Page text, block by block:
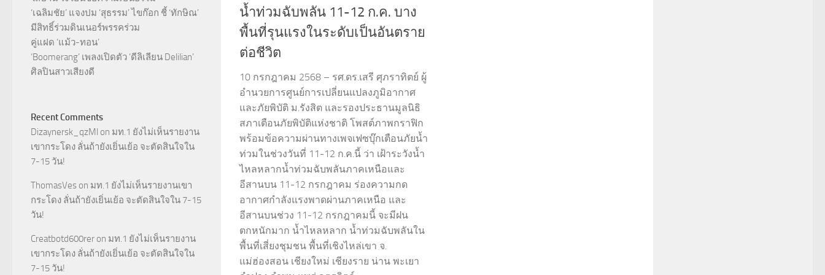
น้ำท่วมฉับพลัน 11-12 ก.ค. บาง
พื้นที่รุนแรงในระดับเป็นอันตราย
ต่อชีวิต
10 กรกฎาคม 2568 – รศ.ดร.เสรี ศุภราทิตย์ ผู้
อำนวยการศูนย์การเปลี่ยนแปลงภูมิอากาศ
และภัยพิบัติ ม.รังสิต และรองประธานมูลนิธิ
สภาเตือนภัยพิบัติแห่งชาติ โพสต์ภาพกราฟิก
พร้อมข้อความผ่านทางเพจเฟซบุ๊กเตือนภัยน้ำ
ท่วมในช่วงวันที่ 11-12 ก.ค.นี้ ว่า เฝ้าระวังน้ำ
ไหลหลากน้ำท่วมฉับพลันภาคเหนือและ
อีสานบน 11-12 กรกฎาคม ร่องความกด
อากาศกำลังแรงพาดผ่านภาคเหนือ และ
อีสานบนช่วง 11-12 กรกฎาคมนี้ จะมีฝน
ตกหนักมาก น้ำไหลหลาก น้ำท่วมฉับพลันใน
พื้นที่เสี่ยงชุมชน พื้นที่เชิงไหล่เขา จ.
แม่ฮ่องสอน เชียงใหม่ เชียงราย น่าน พะเยา
‘เฉลิมชัย’ แจงปม ‘สุธรรม’ ไขก๊อก ชี้ ‘ทักษิณ’
มีสิทธิ์ร่วมดินเนอร์พรรคร่วม
คู่แฝด ‘แม้ว-ทอน’
‘Boomerang’ เพลงเปิดตัว ‘ดีลิเลียน Delilian’
ศิลปินสาวเสียงดี
Recent Comments
Dizaynersk_qzMl on มท.1 ยังไม่เห็นรายงาน
เขากระโดง ลั่นถ้ายังเยิ่นเย้อ จะตัดสินใจใน
7-15 วัน!
ThomasVes on มท.1 ยังไม่เห็นรายงานเขา
กระโดง ลั่นถ้ายังเยิ่นเย้อ จะตัดสินใจใน 7-15
วัน!
Creatbotd600rer on มท.1 ยังไม่เห็นรายงาน
เขากระโดง ลั่นถ้ายังเยิ่นเย้อ จะตัดสินใจใน
7-15 วัน!